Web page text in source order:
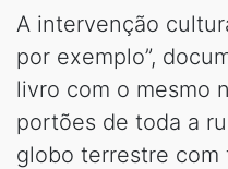
A intervenção
por exemplo”,
livro com o mesmo
portões de toda a
globo terrestre com